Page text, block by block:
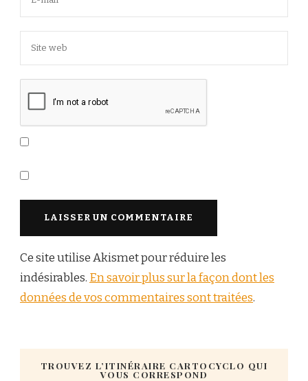
Ce site utilise Akismet pour réduire les
indésirables. En savoir plus sur la façon dont les
données de vos commentaires sont traitées.
TROUVEZ L’ITINÉRAIRE CARTOCYCLO QUI
VOUS CORRESPOND